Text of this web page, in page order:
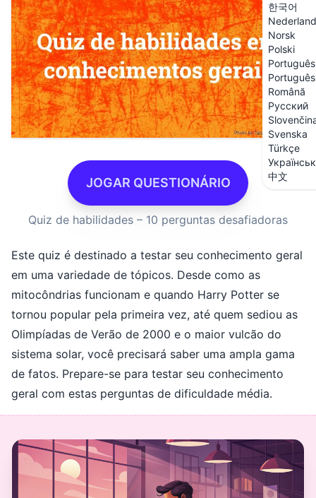
한국어
Norsk
Polski
Română
Русский
Svenska
Türkçe
中文
JOGAR QUESTIONÁRIO
Quiz de habilidades – 10 perguntas desafiadoras
Este quiz é destinado a testar seu conhecimento geral
em uma variedade de tópicos. Desde como as
mitocôndrias funcionam e quando Harry Potter se
tornou popular pela primeira vez, até quem sediou as
Olimpíadas de Verão de 2000 e o maior vulcão do
sistema solar, você precisará saber uma ampla gama
de fatos. Prepare-se para testar seu conhecimento
geral com estas perguntas de dificuldade média.